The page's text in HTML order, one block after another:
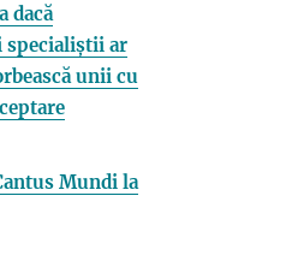
dacă
ar
unii cu
Mundi la